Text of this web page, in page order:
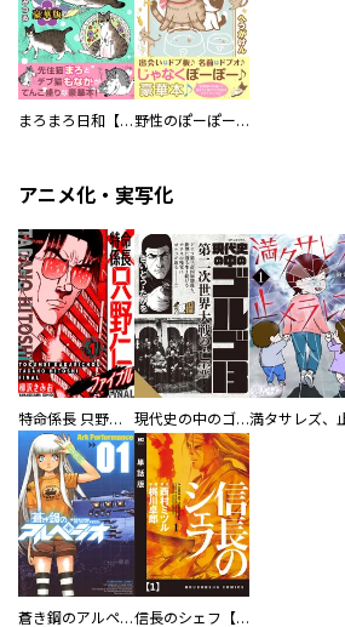
まろまろ日和【豪華版】 野性のぽーぽー【豪華版】
アニメ化・実写化
特命係長 只野仁ファイナル 愛蔵版 現代史の中のゴルゴ13
蒼き鋼のアルペジオ 信長のシェフ【単話版】